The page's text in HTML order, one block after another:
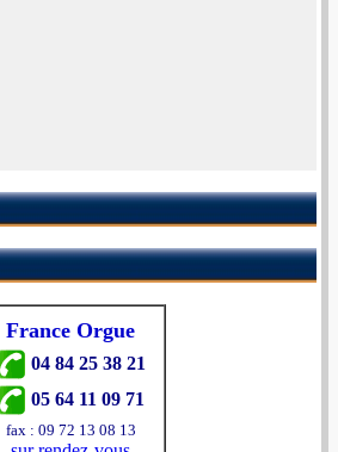
France Orgue
04 84 25 38 21
05 64 11 09 71
fax : 09 72 13 08 13